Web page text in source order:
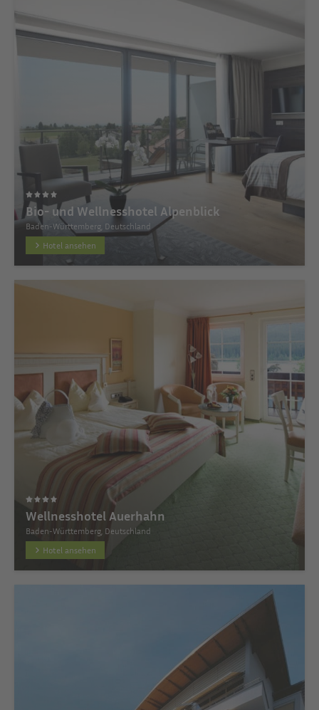
Bio- und Wellnesshotel Alpenblick
Baden-Württemberg, Deutschland
Hotel ansehen
Wellnesshotel Auerhahn
Baden-Württemberg, Deutschland
Hotel ansehen